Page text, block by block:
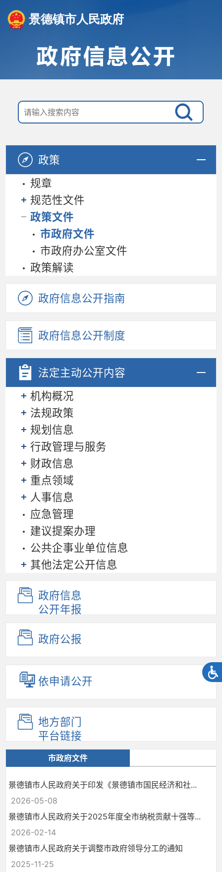
景德镇市人民政府
政策
规章
规范性文件
政策文件
市政府文件
市政府办公室文件
政策解读
政府信息公开指南
政府信息公开制度
法定主动公开内容
机构概况
法规政策
规划信息
行政管理与服务
财政信息
重点领域
人事信息
应急管理
建议提案办理
公共企事业单位信息
其他法定公开信息
政府信息
公开年报
政府公报
依申请公开
地方部门
平台链接
市政府文件
景德镇市人民政府关于印发《景德镇市国民经济和社...
2026-05-08
景德镇市人民政府关于2025年度全市纳税贡献十强等...
2026-02-14
景德镇市人民政府关于调整市政府领导分工的通知
2025-11-25